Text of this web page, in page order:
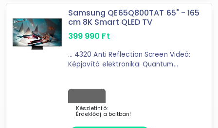
Samsung QE65Q800TAT 65" - 165
cm 8K Smart QLED TV
399 990 Ft
... 4320 Anti Reflection Screen Videó:
Képjavító elektronika: Quantum
Range): Quantum HDR ...
Készletinfó:
Érdeklődj a boltban!